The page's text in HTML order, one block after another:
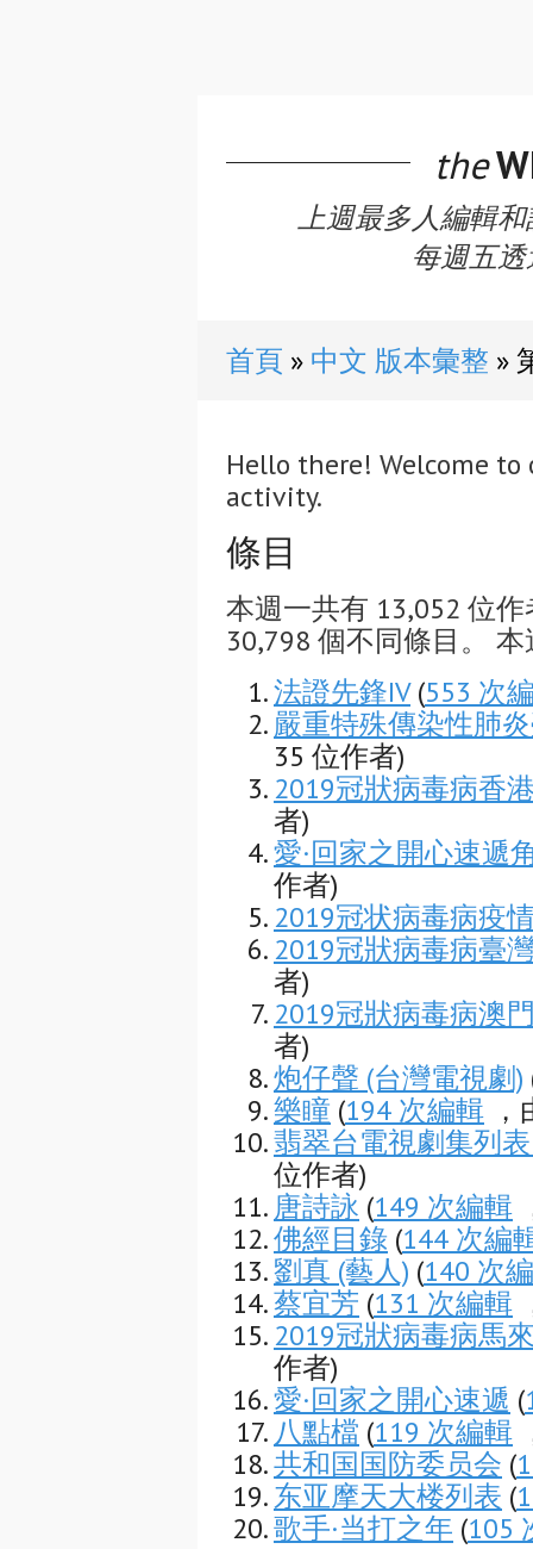
the
上週最多人編輯
每週五
首頁 中文 版本彙整
Hello there! Welcome
activity.
條目
本週一共有 13,052 位
30,798 個不同條目。
法證先鋒IV (553 次
嚴重特殊傳染性肺
35 位作者)
2019冠狀病毒病香
者)
愛·回家之開心速遞
作者)
2019冠状病毒病疫
2019冠狀病毒病臺
者)
2019冠狀病毒病澳
者)
炮仔聲 (台灣電視劇)
樂瞳 (194 次編輯
翡翠台電視劇集列
位作者)
唐詩詠 (149 次編輯
佛經目錄 (144 次編
劉真 (藝人) (140 次
蔡宜芳 (131 次編輯
2019冠狀病毒病馬
作者)
愛·回家之開心速遞 (
八點檔 (119 次編輯
共和国国防委员会 (
东亚摩天大楼列表 (
歌手·当打之年 (105